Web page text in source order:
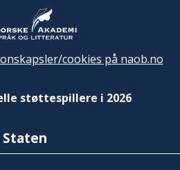
cookies på naob.no
støttespillere i 2026
Staten